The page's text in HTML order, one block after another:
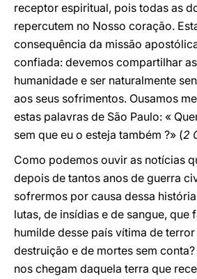
receptor espiritual, pois todas as
repercutem no Nosso coração.
consequência da missão
confiada: devemos compartilhar
humanidade e ser naturalmente
aos seus sofrimentos. Ousamos
estas palavras de São Paulo: «
sem que eu o esteja também ?» (2
Como podemos ouvir as notícias
depois de tantos anos de guerra
sofrermos por causa dessa
lutas, de insídias e de sangue, que
humilde desse país vítima de
destruição e de mortes sem
nos chegam daquela terra que